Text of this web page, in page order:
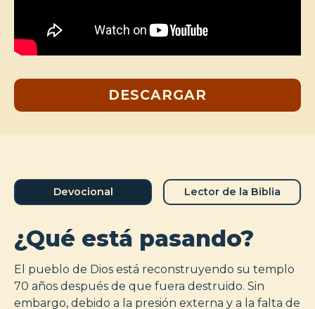
DESCARGAR
Devocional Lector de la Biblia
¿Qué está pasando?
El pueblo de Dios está reconstruyendo su templo
70 años después de que fuera destruido. Sin
embargo, debido a la presión externa y a la falta de